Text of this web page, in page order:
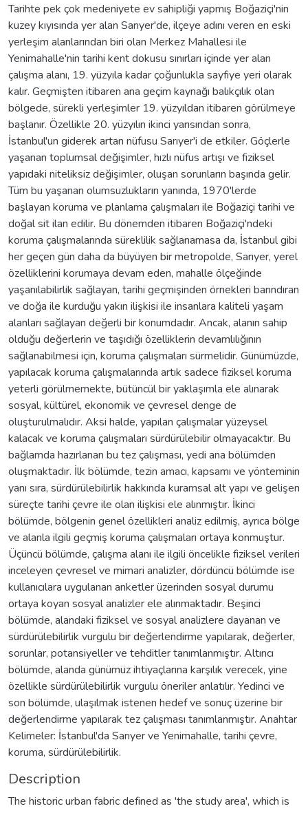
Tarihte pek çok medeniyete ev sahipliği yapmış Boğaziçi'nin
kuzey kıyısında yer alan Sarıyer'de, ilçeye adını veren en eski
yerleşim alanlarından biri olan Merkez Mahallesi ile
Yenimahalle'nin tarihi kent dokusu sınırları içinde yer alan
çalışma alanı, 19. yüzyıla kadar çoğunlukla sayfiye yeri olarak
kalır. Geçmişten itibaren ana geçim kaynağı balıkçılık olan
bölgede, sürekli yerleşimler 19. yüzyıldan itibaren görülmeye
başlanır. Özellikle 20. yüzyılın ikinci yarısından sonra,
İstanbul'un giderek artan nüfusu Sarıyer'i de etkiler. Göçlerle
yaşanan toplumsal değişimler, hızlı nüfus artışı ve fiziksel
yapıdaki niteliksiz değişimler, oluşan sorunların başında gelir.
Tüm bu yaşanan olumsuzlukların yanında, 1970'lerde
başlayan koruma ve planlama çalışmaları ile Boğaziçi tarihi ve
doğal sit ilan edilir. Bu dönemden itibaren Boğaziçi'ndeki
koruma çalışmalarında süreklilik sağlanamasa da, İstanbul gibi
her geçen gün daha da büyüyen bir metropolde, Sarıyer, yerel
özelliklerini korumaya devam eden, mahalle ölçeğinde
yaşanılabilirlik sağlayan, tarihi geçmişinden örnekleri barındıran
ve doğa ile kurduğu yakın ilişkisi ile insanlara kaliteli yaşam
alanları sağlayan değerli bir konumdadır. Ancak, alanın sahip
olduğu değerlerin ve taşıdığı özelliklerin devamlılığının
sağlanabilmesi için, koruma çalışmaları sürmelidir. Günümüzde,
yapılacak koruma çalışmalarında artık sadece fiziksel koruma
yeterli görülmemekte, bütüncül bir yaklaşımla ele alınarak
sosyal, kültürel, ekonomik ve çevresel denge de
oluşturulmalıdır. Aksi halde, yapılan çalışmalar yüzeysel
kalacak ve koruma çalışmaları sürdürülebilir olmayacaktır. Bu
bağlamda hazırlanan bu tez çalışması, yedi ana bölümden
oluşmaktadır. İlk bölümde, tezin amacı, kapsamı ve yönteminin
yanı sıra, sürdürülebilirlik hakkında kuramsal alt yapı ve gelişen
süreçte tarihi çevre ile olan ilişkisi ele alınmıştır. İkinci
bölümde, bölgenin genel özellikleri analiz edilmiş, ayrıca bölge
ve alanla ilgili geçmiş koruma çalışmaları ortaya konmuştur.
Üçüncü bölümde, çalışma alanı ile ilgili öncelikle fiziksel verileri
inceleyen çevresel ve mimari analizler, dördüncü bölümde ise
kullanıcılara uygulanan anketler üzerinden sosyal durumu
ortaya koyan sosyal analizler ele alınmaktadır. Beşinci
bölümde, alandaki fiziksel ve sosyal analizlere dayanan ve
sürdürülebilirlik vurgulu bir değerlendirme yapılarak, değerler,
sorunlar, potansiyeller ve tehditler tanımlanmıştır. Altıncı
bölümde, alanda günümüz ihtiyaçlarına karşılık verecek, yine
özellikle sürdürülebilirlik vurgulu öneriler anlatılır. Yedinci ve
son bölümde, ulaşılmak istenen hedef ve sonuç üzerine bir
değerlendirme yapılarak tez çalışması tanımlanmıştır. Anahtar
Kelimeler: İstanbul'da Sarıyer ve Yenimahalle, tarihi çevre,
koruma, sürdürülebilirlik.
Description
The historic urban fabric defined as 'the study area', which is